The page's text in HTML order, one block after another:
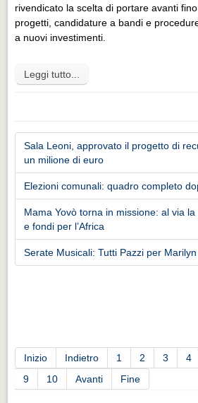
rivendicato la scelta di portare avanti
progetti, candidature a bandi e
a nuovi investimenti.
Leggi tutto...
Sala Leoni, approvato il progetto di
un milione di euro
Elezioni comunali: quadro completo
Mama Yovò torna in missione: al via
e fondi per l’Africa
Serate Musicali: Tutti Pazzi per Marilyn
Inizio
Indietro 1 2 3 4
9
10 Avanti Fine